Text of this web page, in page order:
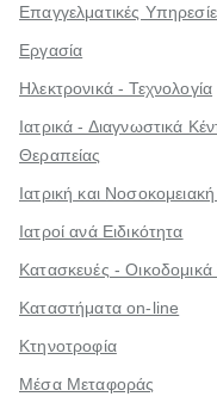
Επαγγελματικές
Εργασία
Ηλεκτρονικά - Τεχνολογία
Ιατρικά - Διαγνωστικά
Θεραπείας
Ιατρική και
Ιατροί ανά Ειδικότητα
Κατασκευές -
Καταστήματα on-line
Κτηνοτροφία
Μέσα Μεταφοράς